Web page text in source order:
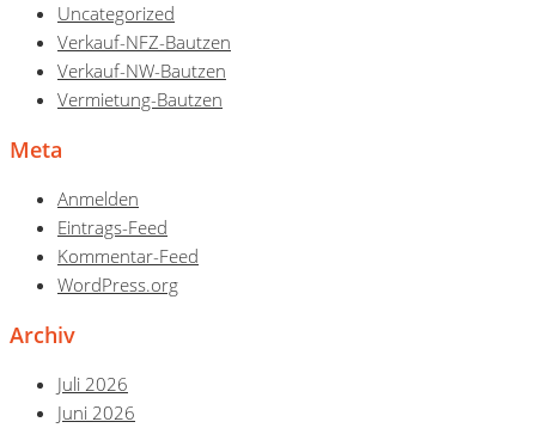
Uncategorized
Verkauf-NFZ-Bautzen
Verkauf-NW-Bautzen
Vermietung-Bautzen
Meta
Anmelden
Eintrags-Feed
Kommentar-Feed
WordPress.org
Archiv
Juli 2026
Juni 2026